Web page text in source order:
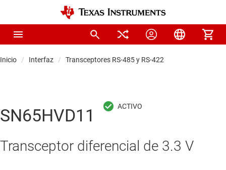
Inicio Interfaz Transceptores RS-485 y RS-422
SN65HVD11
Transceptor diferencial de 3.3 V